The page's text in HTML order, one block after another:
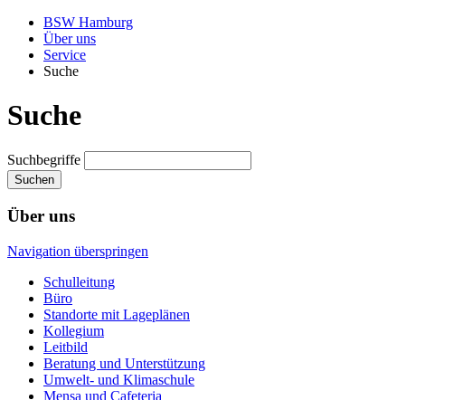
BSW Hamburg
Über uns
Service
Suche
Suche
Suchbegriffe
Suchen
Über uns
Navigation überspringen
Schulleitung
Büro
Standorte mit Lageplänen
Kollegium
Leitbild
Beratung und Unterstützung
Umwelt- und Klimaschule
Mensa und Cafeteria